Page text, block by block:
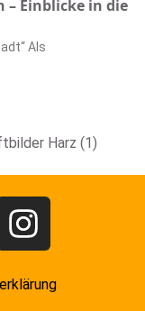
– Einblicke in die
Als
Harz (1)